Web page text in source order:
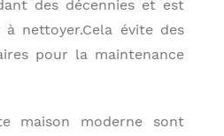
des décennies et est
nettoyer.Cela évite des
pour la maintenance
maison moderne sont